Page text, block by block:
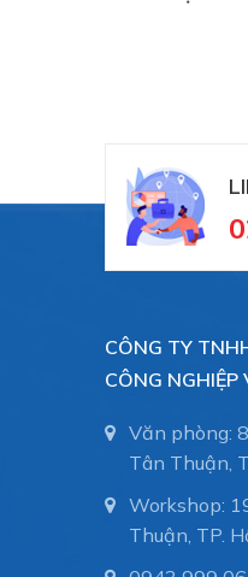
CÔNG TY
CÔNG NGHIỆP
Văn phòng:
Tân Thuận,
Workshop:
Thuận, TP.